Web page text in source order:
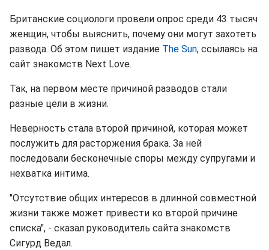
Британские социологи провели опрос среди 43 тысяч
женщин, чтобы выяснить, почему они могут захотеть
развода. Об этом пишет издание The Sun, ссылаясь на
сайт знакомств Next Love.
Так, на первом месте причиной разводов стали
разные цели в жизни.
Неверность стала второй причиной, которая может
послужить для расторжения брака. За ней
последовали бесконечные споры между супругами и
нехватка интима.
"Отсутствие общих интересов в длинной совместной
жизни также может привести ко второй причине
списка", - сказал руководитель сайта знакомств
Сигурд Ведал.